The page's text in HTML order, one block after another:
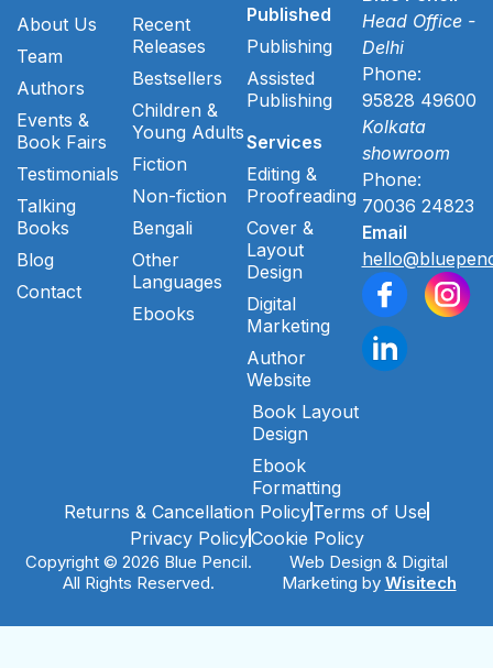
About Us
Team
Authors
Events &
Book Fairs
Testimonials
Talking
Books
Blog
Contact
Recent
Releases
Bestsellers
Children &
Young Adults
Fiction
Non-fiction
Bengali
Other
Languages
Ebooks
Published
Publishing
Assisted
Publishing
Services
Editing &
Proofreading
Cover &
Layout
Design
Digital
Marketing
Author
Website
Book Layout
Design
Ebook
Formatting
Head Office -
Delhi
Phone:
95828 49600
Kolkata
showroom
Phone:
70036 24823
Email
Returns & Cancellation PolicyTerms of Use
Privacy PolicyCookie Policy
Copyright © 2026 Blue Pencil.
All Rights Reserved.
Web Design & Digital
Marketing by Wisitech